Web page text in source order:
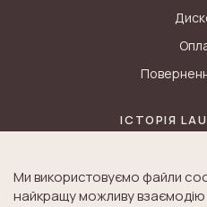
ІСТОРІЯ
Ми використовуємо файли
найкращу можливу